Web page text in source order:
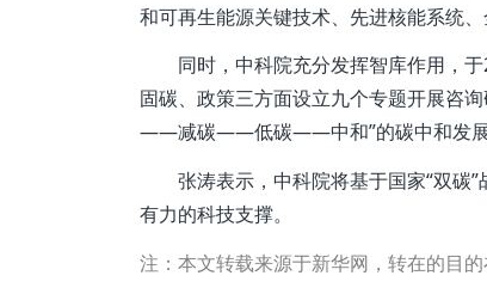
和可再生能源关键技术、先进核能系统
同时，中科院充分发挥智库作用，于
固碳、政策三方面设立九个专题开展咨
——减碳——低碳——中和”的碳中和发展
张涛表示，中科院将基于国家“双碳”
有力的科技支撑。
注：本文转载来源于新华网，转在的目